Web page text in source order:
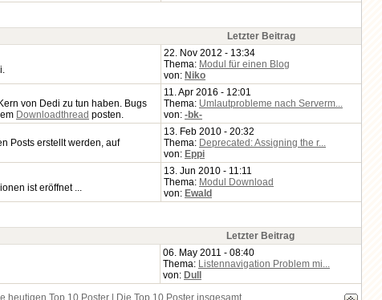
Letzter Beitrag
22. Nov 2012 - 13:34
Thema: Modul für einen Blog
von: Niko
von Dedi zu tun haben. Bugs
Downloadthread posten.
11. Apr 2016 - 12:01
Thema: Umlautprobleme nach Serverm...
von: -bk-
Posts erstellt werden, auf
13. Feb 2010 - 20:32
Thema: Deprecated: Assigning the r...
von: Eppi
ist eröffnet ...
13. Jun 2010 - 11:11
Thema: Modul Download
von: Ewald
Letzter Beitrag
06. May 2011 - 08:40
Thema: Listennavigation Problem mi...
von: Dull
heutigen Top 10 Poster Die Top 10 Poster insgesamt